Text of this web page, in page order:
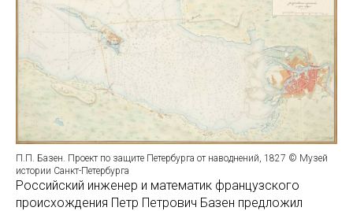
П.П. Базен. Проект по защите Петербурга от наводнений, 1827 © Музей
истории Санкт-Петербурга
Российский инженер и математик французского
происхождения Петр Петрович Базен предложил